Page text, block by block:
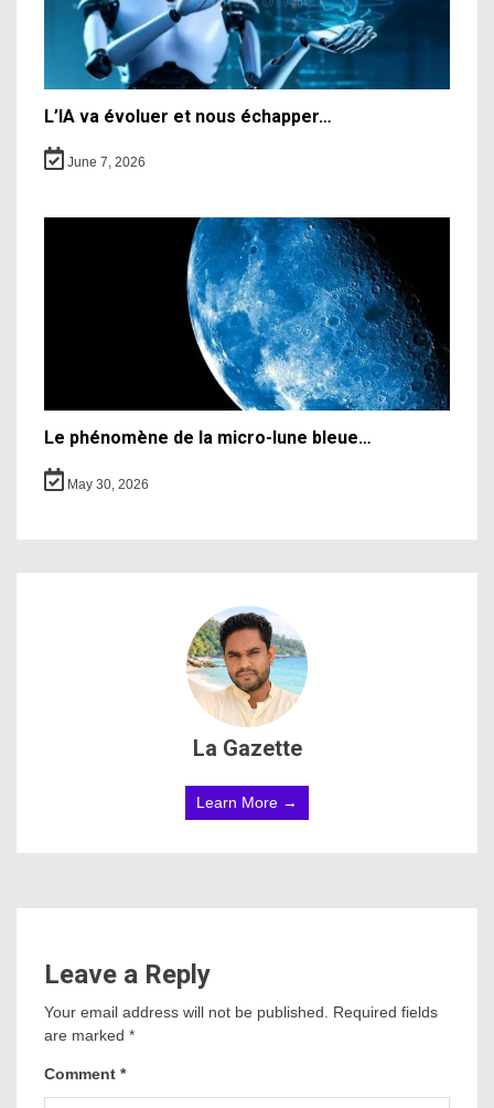
L’IA va évoluer et nous échapper…
June 7, 2026
Le phénomène de la micro-lune bleue…
May 30, 2026
La Gazette
Learn More →
Leave a Reply
Your email address will not be published.
Required fields
are marked *
Comment *